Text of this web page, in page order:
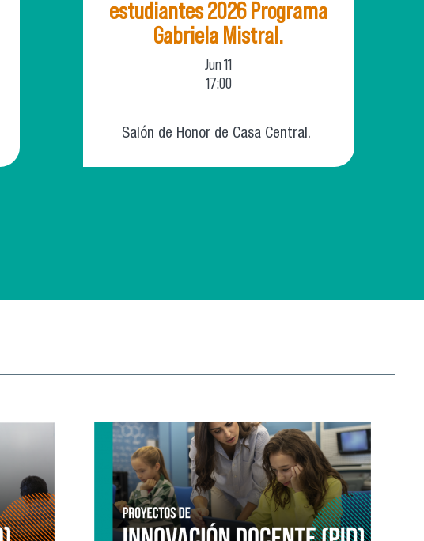
estudiantes 2026 Programa
Gabriela Mistral.
Jun11
17:00
Salón de Honor de Casa Central.